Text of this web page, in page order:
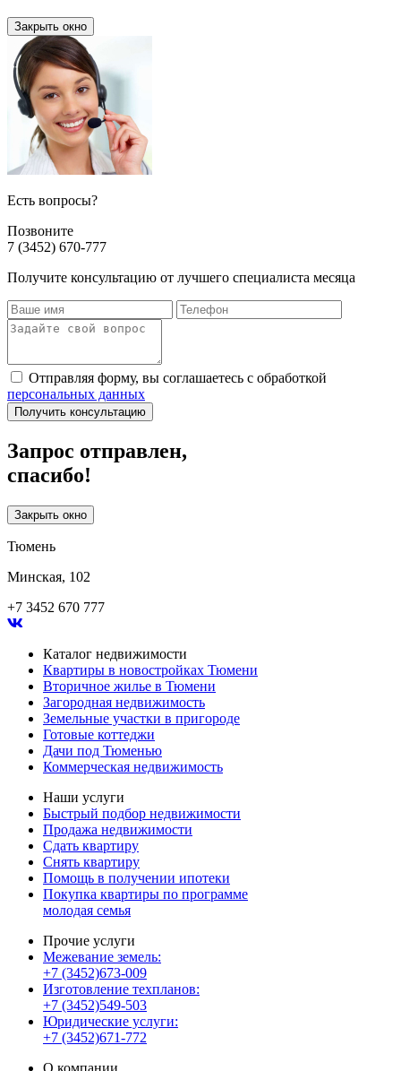
Закрыть окно
Есть вопросы?
Позвоните
7 (3452) 670-777
Получите консультацию от лучшего специалиста месяца
Отправляя форму, вы соглашаетесь с обработкой
персональных данных
Получить консультацию
Запрос отправлен,
спасибо!
Закрыть окно
Тюмень
Минская, 102
+7 3452 670 777
Каталог недвижимости
Квартиры в новостройках Тюмени
Вторичное жилье в Тюмени
Загородная недвижимость
Земельные участки в пригороде
Готовые коттеджи
Дачи под Тюменью
Коммерческая недвижимость
Наши услуги
Быстрый подбор недвижимости
Продажа недвижимости
Сдать квартиру
Снять квартиру
Помощь в получении ипотеки
Покупка квартиры по программе
молодая семья
Прочие услуги
Межевание земель:
+7 (3452)673-009
Изготовление техпланов:
+7 (3452)549-503
Юридические услуги:
+7 (3452)671-772
О компании